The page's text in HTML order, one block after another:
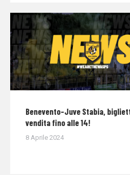
Benevento-Juve Stabia,
vendita fino alle 14!
8 Aprile 2024